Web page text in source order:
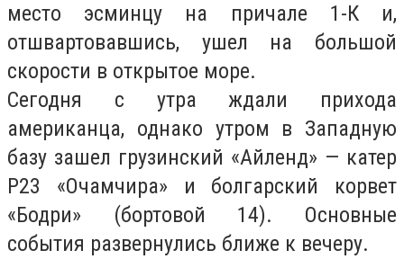
место эсминцу на причале 1-К и,
отшвартовавшись, ушел на большой
скорости в открытое море.
Сегодня с утра ждали прихода
американца, однако утром в Западную
базу зашел грузинский «Айленд» — катер
P23 «Очамчира» и болгарский корвет
«Бодри» (бортовой 14). Основные
события развернулись ближе к вечеру.